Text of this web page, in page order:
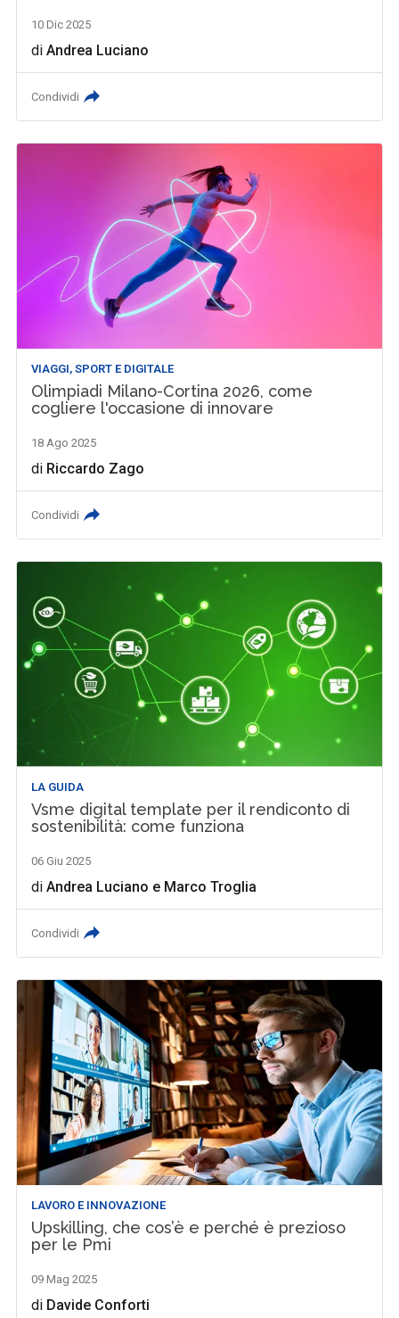
10 Dic 2025
diAndrea Luciano
Condividi
VIAGGI, SPORT E DIGITALE
Olimpiadi Milano-Cortina 2026, come
cogliere l'occasione di innovare
18 Ago 2025
di Riccardo Zago
Condividi
LA GUIDA
Vsme digital template per il rendiconto di
sostenibilità: come funziona
06 Giu 2025
diAndrea Luciano e Marco Troglia
Condividi
LAVORO E INNOVAZIONE
Upskilling, che cos’è e perché è prezioso
per le Pmi
09 Mag 2025
di Davide Conforti